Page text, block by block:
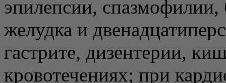
эпилепсии, спазмофилии,
желудка и
гастрите, дизентерии,
кровотечениях; при